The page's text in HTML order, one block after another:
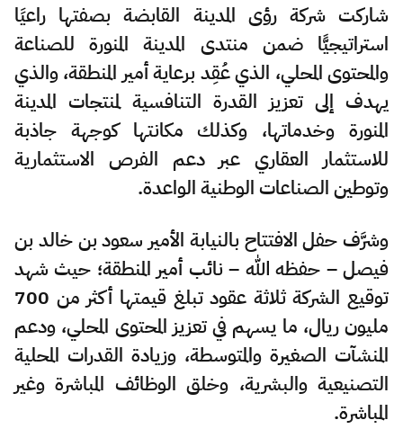
شاركت شركة رؤى المدينة القابضة بصفتها راعيًا
استراتيجيًّا ضمن منتدى المدينة المنورة للصناعة
والمحتوى المحلي، الذي عُقِد برعاية أمير المنطقة، والذي
يهدف إلى تعزيز القدرة التنافسية لمنتجات المدينة
المنورة وخدماتها، وكذلك مكانتها كوجهة جاذبة
للاستثمار العقاري عبر دعم الفرص الاستثمارية
وتوطين الصناعات الوطنية الواعدة.
وشرَّف حفل الافتتاح بالنيابة الأمير سعود بن خالد بن
فيصل – حفظه الله – نائب أمير المنطقة؛ حيث شهد
توقيع الشركة ثلاثة عقود تبلغ قيمتها أكثر من 700
مليون ريال، ما يسهم في تعزيز المحتوى المحلي، ودعم
المنشآت الصغيرة والمتوسطة، وزيادة القدرات المحلية
التصنيعية والبشرية، وخلق الوظائف المباشرة وغير
المباشرة.